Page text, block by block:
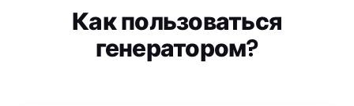
Как пользоваться
генератором?